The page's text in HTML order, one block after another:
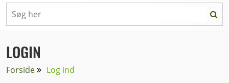
LOGIN
Forside Log ind